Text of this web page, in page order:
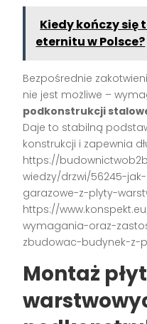
Kiedy kończy
eternitu w Polsce?
Bezpośrednie
nie jest możliwe –
podkonstrukcji
Daje to stabilną
konstrukcji i zapewnia
https://
wiedzy/drzwi/56245-
garazowe-z-plyty-
https://
wymagania-oraz-
zbudowac-budynek-z-
Montaż płyt